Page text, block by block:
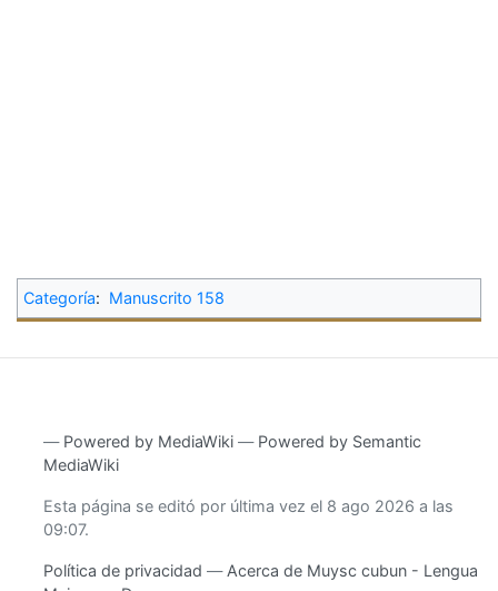
Categoría: Manuscrito 158
― Powered by MediaWiki ― Powered by Semantic
MediaWiki
Esta página se editó por última vez el 8 ago 2026 a las
09:07.
Política de privacidad
Acerca de Muysc cubun - Lengua